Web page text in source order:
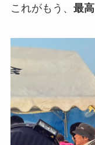
これがもう、 最